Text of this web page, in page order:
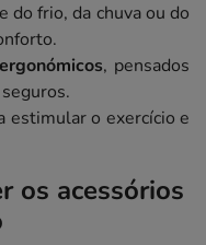
do frio, da chuva ou do
, pensados
estimular o exercício e
os acessórios